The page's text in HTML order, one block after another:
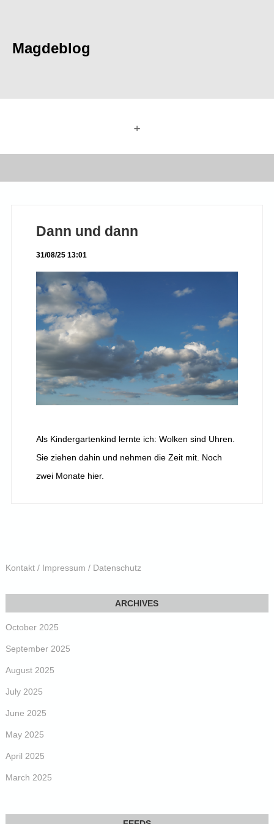
Magdeblog
+
Dann und dann
31/08/25 13:01
Als Kindergartenkind lernte ich: Wolken sind Uhren.
Sie ziehen dahin und nehmen die Zeit mit. Noch
zwei Monate hier.
Kontakt / Impressum / Datenschutz
October 2025
September 2025
August 2025
July 2025
June 2025
May 2025
April 2025
March 2025